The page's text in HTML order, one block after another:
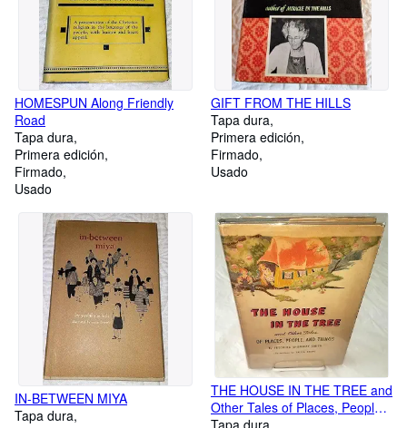
HOMESPUN Along Friendly
Road
Tapa dura
Primera edición
Firmado
Usado
GIFT FROM THE HILLS
Tapa dura
Primera edición
Firmado
Usado
IN-BETWEEN MIYA
Tapa dura
THE HOUSE IN THE TREE and
Other Tales of Places, People
and Things
Tapa dura